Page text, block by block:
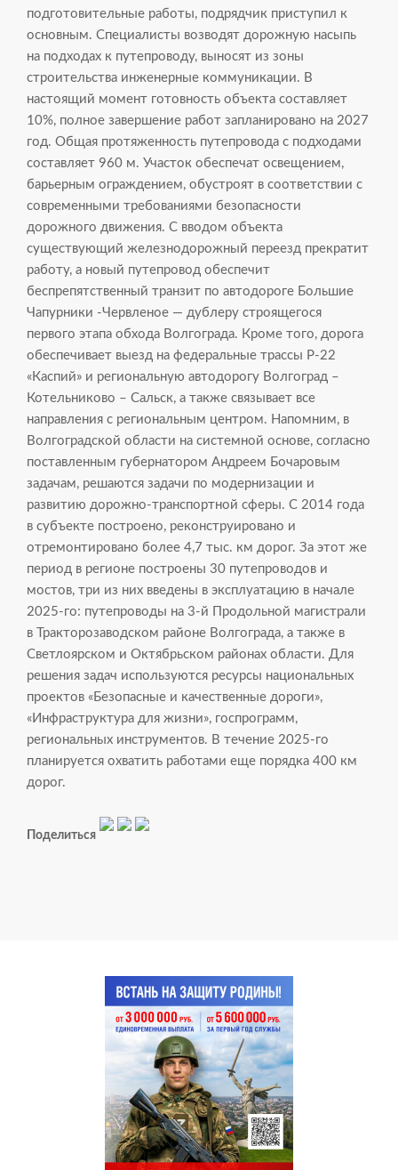
подготовительные работы, подрядчик приступил к
основным. Специалисты возводят дорожную насыпь
на подходах к путепроводу, выносят из зоны
строительства инженерные коммуникации. В
настоящий момент готовность объекта составляет
10%, полное завершение работ запланировано на 2027
год. Общая протяженность путепровода с подходами
составляет 960 м. Участок обеспечат освещением,
барьерным ограждением, обустроят в соответствии с
современными требованиями безопасности
дорожного движения. С вводом объекта
существующий железнодорожный переезд прекратит
работу, а новый путепровод обеспечит
беспрепятственный транзит по автодороге Большие
Чапурники -Червленое — дублеру строящегося
первого этапа обхода Волгограда. Кроме того, дорога
обеспечивает выезд на федеральные трассы Р-22
«Каспий» и региональную автодорогу Волгоград –
Котельниково – Сальск, а также связывает все
направления с региональным центром. Напомним, в
Волгоградской области на системной основе, согласно
поставленным губернатором Андреем Бочаровым
задачам, решаются задачи по модернизации и
развитию дорожно-транспортной сферы. С 2014 года
в субъекте построено, реконструировано и
отремонтировано более 4,7 тыс. км дорог. За этот же
период в регионе построены 30 путепроводов и
мостов, три из них введены в эксплуатацию в начале
2025-го: путепроводы на 3-й Продольной магистрали
в Тракторозаводском районе Волгограда, а также в
Светлоярском и Октябрьском районах области. Для
решения задач используются ресурсы национальных
проектов «Безопасные и качественные дороги»,
«Инфраструктура для жизни», госпрограмм,
региональных инструментов. В течение 2025-го
планируется охватить работами еще порядка 400 км
дорог.
Поделиться